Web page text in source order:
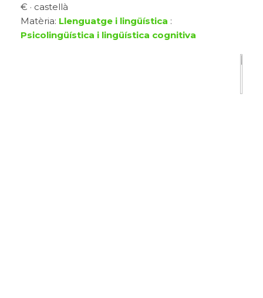
€ · castellà
Matèria: Llenguatge i lingüística :
Psicolingüística i lingüística cognitiva